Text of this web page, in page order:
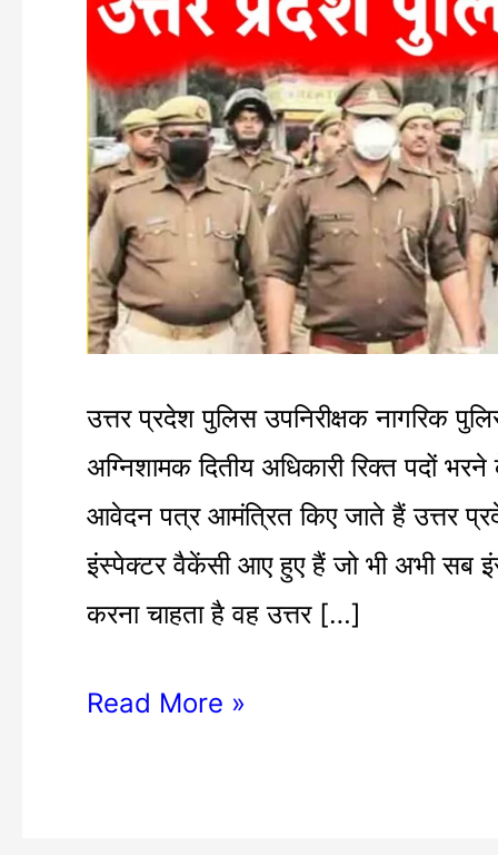
उत्तर प्रदेश पुलिस उपनिरीक्षक नागरिक
अग्निशामक दितीय अधिकारी रिक्त पदों
आवेदन पत्र आमंत्रित किए जाते हैं उत्तर
इंस्पेक्टर वैकेंसी आए हुए हैं जो भी अभी सब
करना चाहता है वह उत्तर […]
Police
SI
online
form
|
उत्तर
प्रदेश
आवेदन
शुरू
Read More »